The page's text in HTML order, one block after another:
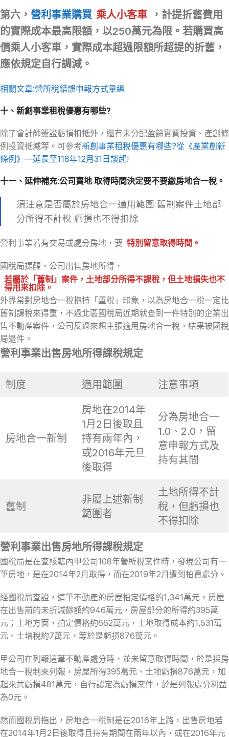
第六， 營利事業購買 乘人小客車
，計提折舊費用
的實際成本最高限額，以250萬元為限。若購買高
價乘人小客車，實際成本超過限額所超提的折舊，
應依規定自行調減。
相關文章:營所稅錯誤申報方式彙總
十、新創事業租稅優惠有哪些?
除了會計師簽證虧損扣抵外，還有未分配盈餘實質投資、產創條
例投資抵減等。可參考新創事業租稅優惠有哪些?從《產業創新
條例》—延長至118年12月31日談起!
十一、延伸補充:公司賣地 取得時間決定要不要繳房地合一稅。
須注意是否屬於房地合一適用範圍 舊制案件土地部
分所得不計稅 虧損也不得扣除
營利事業若有交易或處分房地，要 特別留意取得時間。
國稅局提醒，公司出售房地所得，
若屬於「舊制」案件，土地部分所得不課稅，但土地損失也不
得用來扣除。
外界常對房地合一稅抱持「重稅」印象，以為房地合一稅一定比
舊制課稅來得重，不過北區國稅局近期就查到一件特別的企業出
售不動產案件，公司反過來想主張適用房地合一稅，結果被國稅
局退件。
營利事業出售房地所得課稅規定
制度 適用範圍 注意事項
房地合一新制
房地在2014年
1月2日後取且
持有兩年內，
或2016年元旦
後取得
分為房地合一
1.0、2.0，留
意申報方式及
持有其間
舊制
非屬上述新制
範圍者
土地所得不計
稅，但虧損也
不得扣除
營利事業出售房地所得課稅規定
國稅局是在查核轄內甲公司108年營所稅案件時，發現公司有一
筆房地，是在2014年2月取得，而在2019年2月遭到拍賣處分。
經國稅局查證，這筆不動產的房屋拍定價格約1,341萬元，房屋
在出售前的未折減餘額約946萬元，房屋部分的所得約395萬
元；土地方面，拍定價格約662萬元，土地取得成本約1,531萬
元、土增稅約7萬元，等於是虧損876萬元。
甲公司在列報這筆不動產處分時，並未留意取得時間，於是採房
地合一稅制來列報，房屋所得395萬元、土地虧損876萬元，加
起來共虧損481萬元，自行認定為虧損案件，於是列報處分利益
為0元。
然而國稅局指出，房地合一稅制是在2016年上路，出售房地若
在2014年1月2日後取得且持有期間在兩年以內，或在2016年元